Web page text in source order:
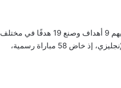
ويعد نور الدين أمرابط أحد أهم لاعبي النصر، حيث لعب معهم 58 مباراة سجل فيهم 9 أهداف وصنع 19 هدفًا في مختلف
البطولات وهو الذي انظم إلى نادي النصر، في صيف 2018، قادما من واتفورد الإنجليزي، إذ خاض 58 مباراة رسمية،